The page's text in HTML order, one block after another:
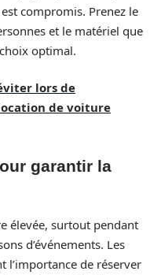
compromis. Prenez le
et le matériel que
optimal.
lors de
de voiture
garantir la
élevée, surtout pendant
d’événements. Les
l’importance de réserver